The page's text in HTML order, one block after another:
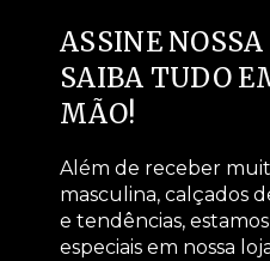
ASSINE
SAIBA TUDO
MÃO!
Além de receber
masculina, calçados
e tendências,
especiais em nossa